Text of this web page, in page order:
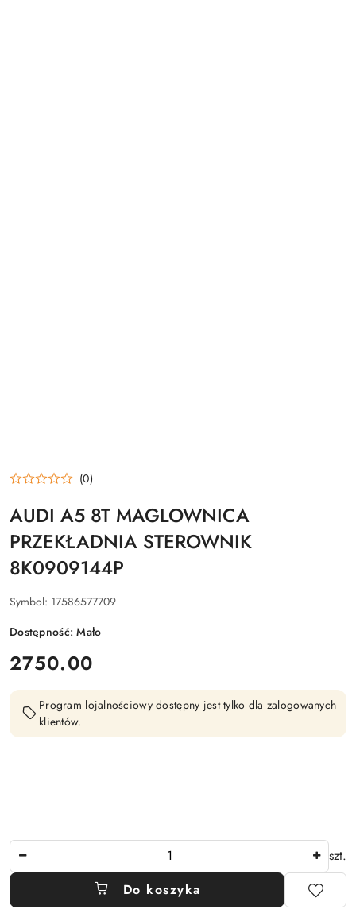
(0)
AUDI A5 8T MAGLOWNICA
PRZEKŁADNIA STEROWNIK
8K0909144P
Symbol: 17586577709
Dostępność:Mało
cena:
2750.00
Program lojalnościowy dostępny jest tylko dla zalogowanych
klientów.
szt.
Do koszyka